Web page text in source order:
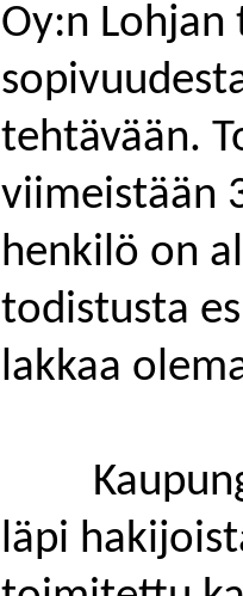
Oy:n
tehtävään.
viimeistään
henkilö on
todistusta
lakkaa
läpi